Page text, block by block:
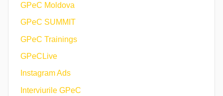
GPeC Moldova
GPeC SUMMIT
GPeC Trainings
GPeCLive
Instagram Ads
Interviurile GPeC